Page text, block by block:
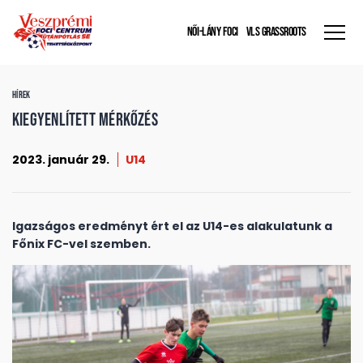
NŐI-LÁNY FOCI VLS GRASSROOTS
HÍREK
Kiegyenlített mérkőzés
2023. január 29. U14
Igazságos eredményt ért el az U14-es alakulatunk a
Főnix FC-vel szemben.